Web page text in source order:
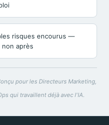
risques encourus —
après
pour les Directeurs Marketing,
qui travaillent déjà avec l'IA.